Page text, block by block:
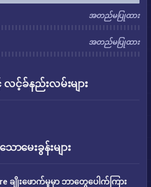
အတည်မပြုထား
အတည်မပြုထား
လင့်ခ်နည်းလမ်းများ
ာမေးခွန်းများ
ချိုးဖောက်မှုမှာ ဘာတွေပေါက်ကြား